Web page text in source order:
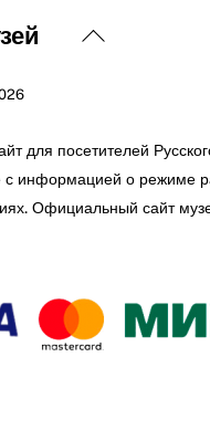
Back
для посетителей
с информацией о режиме
Официальный сайт